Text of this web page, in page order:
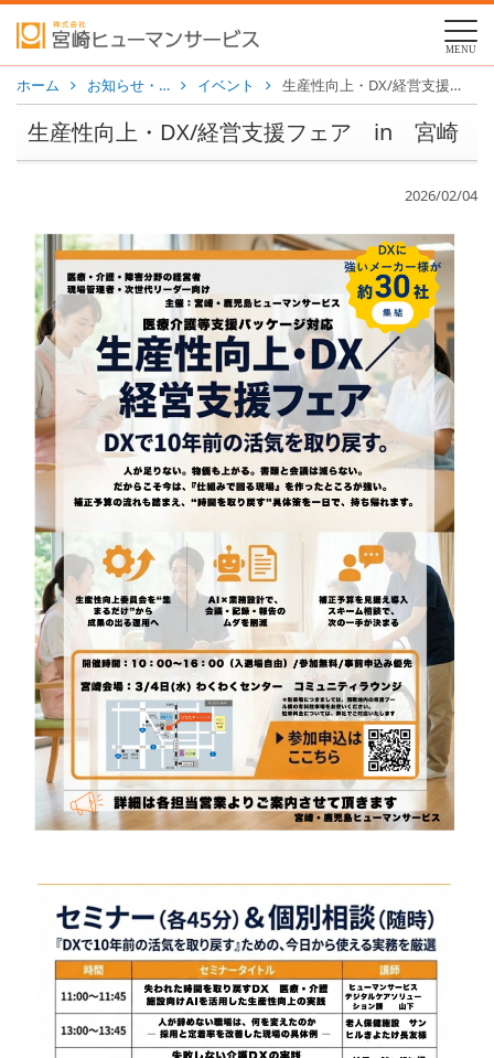
MENU
ホーム お知らせ・… イベント 生産性向上・DX/経営支援フェア in 宮崎
生産性向上・DX/経営支援フェア in 宮崎
2026/02/04